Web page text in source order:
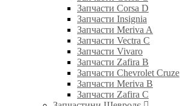
Запчасти Corsa D
Запчасти Insignia
Запчасти Meriva A
Запчасти Vectra C
Запчасти Vivaro
Запчасти Zafira B
Запчасти Chevrolet Cruze
Запчасти Meriva B
Запчасти Zafira C